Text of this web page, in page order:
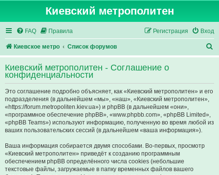
Киевский метрополитен
FAQ Правила Вход
Регистрация
Киевское метро Список форумов
о
с
Киевский метрополитен - Соглашение о
конфиденциальности
Это соглашение подробно объясняет, как «Киевский метрополитен» и его
подразделения (в дальнейшем «мы», «наш», «Киевский метрополитен»,
«https://forum.metropoliten.kiev.ua») и phpBB (в дальнейшем «они»,
«программное обеспечение phpBB», «www.phpbb.com», «phpBB Limited»,
«phpBB Teams») используют информацию, полученную во время любой из
ваших пользовательских сессий (в дальнейшем «ваша информация»).
Ваша информация собирается двумя способами. Во-первых, просмотр
«Киевский метрополитен» приведёт к созданию программным
обеспечением phpBB определённого числа cookies (небольшие
текстовые файлы, загружаемые в папку временных файлов вашего